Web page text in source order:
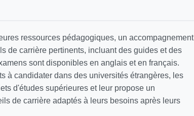
ressources pédagogiques, un accompagnement
de carrière pertinents, incluant des guides et des
sont disponibles en anglais et en français.
à candidater dans des universités étrangères, les
d'études supérieures et leur propose un
de carrière adaptés à leurs besoins après leurs